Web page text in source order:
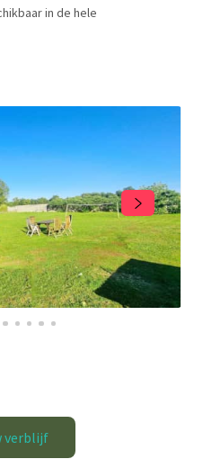
in de hele
verblijf